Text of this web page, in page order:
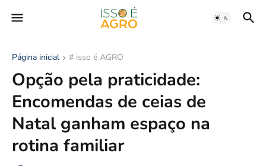
Página inicial # isso é AGRO
Opção pela praticidade:
Encomendas de ceias de
Natal ganham espaço na
rotina familiar